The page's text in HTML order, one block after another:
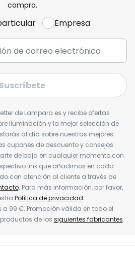
compra.
Empresa
Suscríbete
de Lampara.es y recibe ofertas
iluminación y la mejor selección de
al día sobre nuestras mejores
cupones de descuento y consejos
de baja en cualquier momento con
link que añadimos en cada
con atención al cliente a través de
. Para más información, por favor,
Política de privacidad.
a 99 €. Promoción válida en todo el
de los siguientes fabricantes.